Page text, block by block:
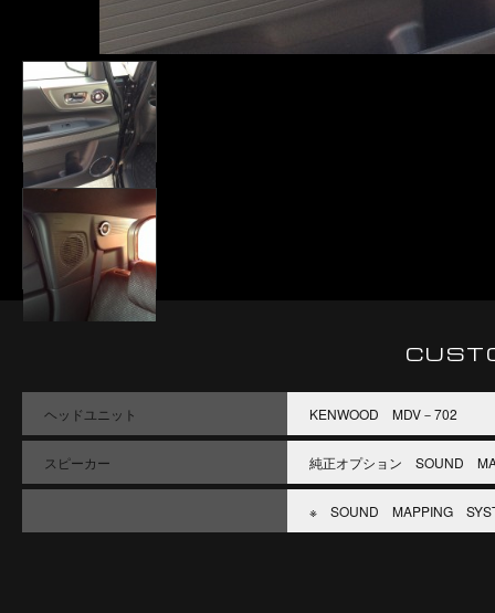
ヘッドユニット KENWOOD MDV－702
スピーカー 純正オプション SOUND
※ SOUND MAPPING